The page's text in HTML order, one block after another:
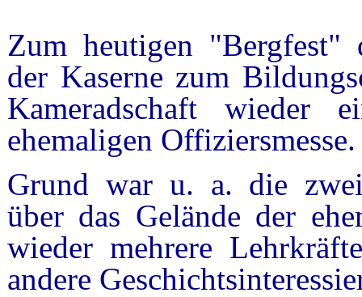
Zum heutigen "Bergfest"
der Kaserne zum
Kameradschaft wieder
ehemaligen Offiziersmesse.
Grund war u. a. die
über das Gelände der
wieder mehrere
andere